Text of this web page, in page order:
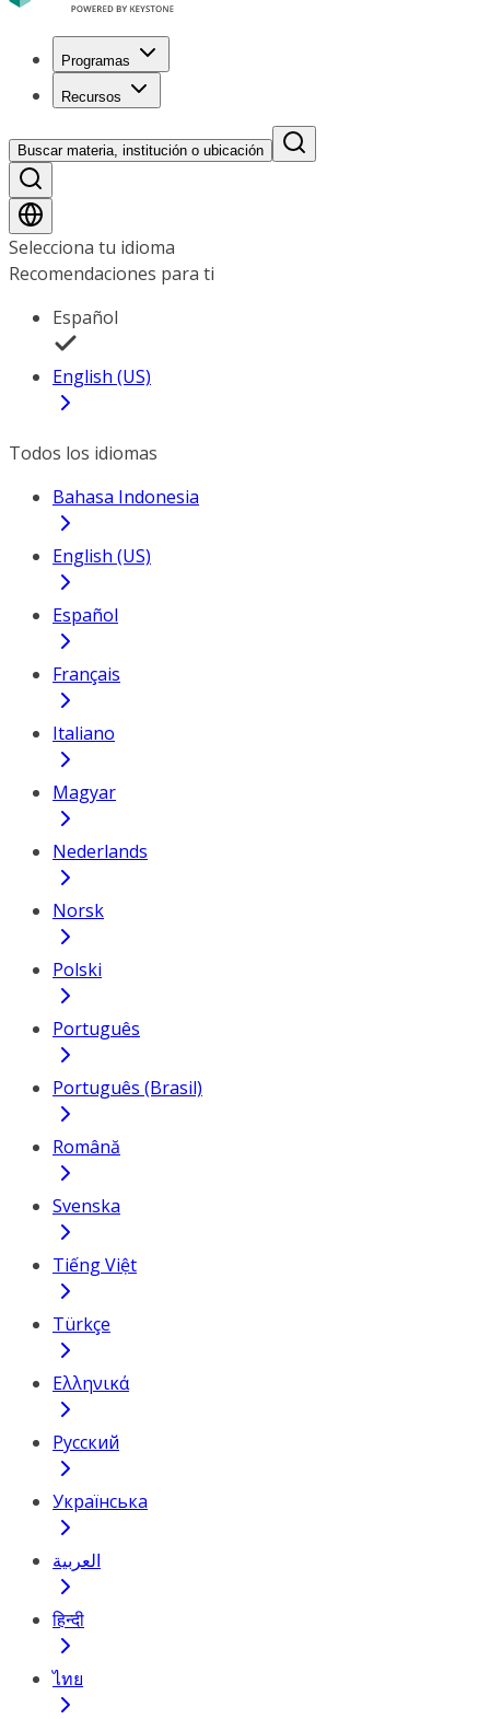
Programas
Recursos
Buscar materia, institución o ubicación
Selecciona tu idioma
Recomendaciones para ti
Español
English (US)
Todos los idiomas
Bahasa Indonesia
English (US)
Español
Français
Italiano
Magyar
Nederlands
Norsk
Polski
Português
Português (Brasil)
Română
Svenska
Tiếng Việt
Türkçe
Ελληνικά
Русский
Українська
العربية
हिन्दी
ไทย